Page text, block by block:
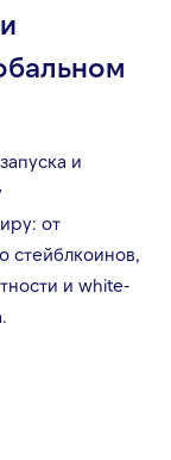
и
от
стейблкоинов,
и white-